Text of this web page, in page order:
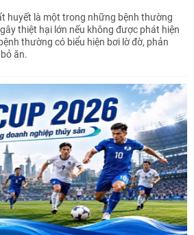
huyết là một trong những bệnh thường
thiệt hại lớn nếu không được phát hiện
thường có biểu hiện bơi lờ đờ, phản
ăn.